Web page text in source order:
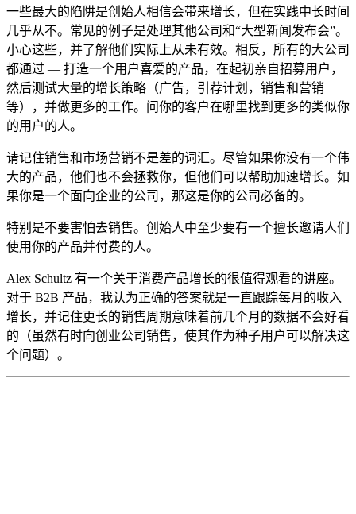
一些最大的陷阱是创始人相信会带来增长，但在实践中长时间
几乎从不。常见的例子是处理其他公司和“大型新闻发布会”。
小心这些，并了解他们实际上从未有效。相反，所有的大公司
都通过 — 打造一个用户喜爱的产品，在起初亲自招募用户，
然后测试大量的增长策略（广告，引荐计划，销售和营销
等），并做更多的工作。问你的客户在哪里找到更多的类似你
的用户的人。
请记住销售和市场营销不是差的词汇。尽管如果你没有一个伟
大的产品，他们也不会拯救你，但他们可以帮助加速增长。如
果你是一个面向企业的公司，那这是你的公司必备的。
特别是不要害怕去销售。创始人中至少要有一个擅长邀请人们
使用你的产品并付费的人。
Alex Schultz 有一个关于消费产品增长的很值得观看的讲座。
对于 B2B 产品，我认为正确的答案就是一直跟踪每月的收入
增长，并记住更长的销售周期意味着前几个月的数据不会好看
的（虽然有时向创业公司销售，使其作为种子用户可以解决这
个问题）。